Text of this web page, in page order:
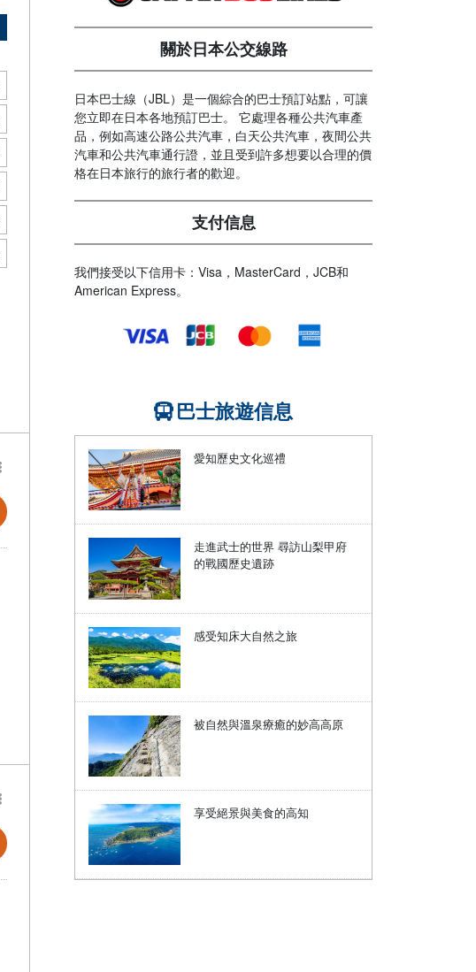
關於日本公交線路
日本巴士線（JBL）是一個綜合的巴士預訂站點，可讓
您立即在日本各地預訂巴士。 它處理各種公共汽車產
品，例如高速公路公共汽車，白天公共汽車，夜間公共
汽車和公共汽車通行證，並且受到許多想要以合理的價
格在日本旅行的旅行者的歡迎。
支付信息
我們接受以下信用卡：Visa，MasterCard，JCB和
American Express。
巴士旅遊信息
愛知歷史文化巡禮
走進武士的世界 尋訪山梨甲府
的戰國歷史遺跡
感受知床大自然之旅
被自然與溫泉療癒的妙高高原
享受絕景與美食的高知